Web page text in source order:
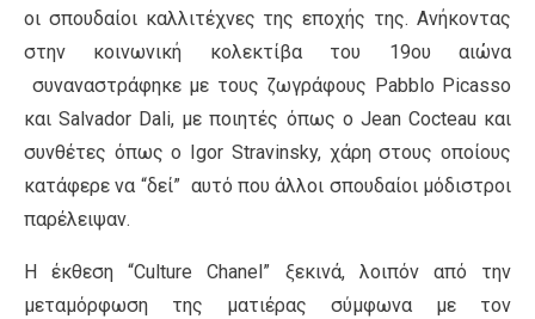
οι σπουδαίοι καλλιτέχνες της εποχής της. Ανήκοντας
στην κοινωνική κολεκτίβα του 19ου αιώνα
συναναστράφηκε με τους ζωγράφους Pabblo Picasso
και Salvador Dali, με ποιητές όπως ο Jean Cocteau και
συνθέτες όπως ο Igor Stravinsky, χάρη στους οποίους
κατάφερε να “δεί” αυτό που άλλοι σπουδαίοι μόδιστροι
παρέλειψαν.
Η έκθεση “Culture Chanel” ξεκινά, λοιπόν από την
μεταμόρφωση της ματιέρας σύμφωνα με τον